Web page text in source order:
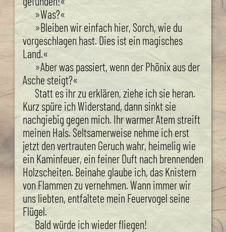
»Was?«
»Bleiben wir einfach hier, Sorch, wie du
vorgeschlagen hast. Dies ist ein magisches
Land.«
»Aber was passiert, wenn der Phönix aus der
Asche steigt?«
Statt es ihr zu erklären, ziehe ich sie heran.
Kurz spüre ich Widerstand, dann sinkt sie
nachgiebig gegen mich. Ihr warmer Atem streift
meinen Hals. Seltsamerweise nehme ich erst
jetzt den vertrauten Geruch wahr, heimelig wie
ein Kaminfeuer, ein feiner Duft nach brennenden
Holzscheiten. Beinahe glaube ich, das Knistern
von Flammen zu vernehmen. Wann immer wir
uns liebten, entfaltete mein Feuervogel seine
Flügel.
Bald würde ich wieder fliegen!